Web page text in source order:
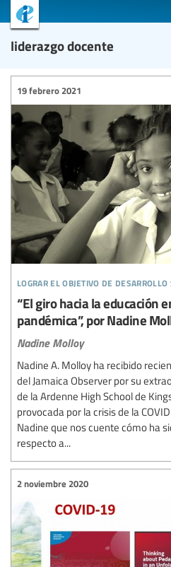
liderazgo docente
lograr el objetivo de desarrollo
19 febrero 2021
“El giro hacia la educación
pandémica”, por Nadine
Nadine Molloy
Nadine A. Molloy ha recibido
del Jamaica Observer por su
de la Ardenne High School de
provocada por la crisis de la
Nadine que nos cuente cómo ha
respecto a...
2 noviembre 2020